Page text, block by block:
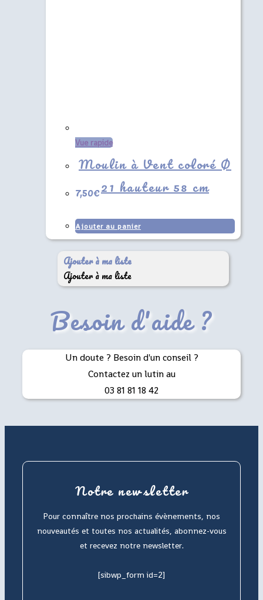
Vue rapide
Moulin à Vent coloré Ø
21 hauteur 58 cm
7,50€
Ajouter au panier
Ajouter à ma liste
Ajouter à ma liste
Besoin d'aide ?
Un doute ? Besoin d'un conseil ?
Contactez un lutin au
03 81 81 18 42
Notre newsletter
Pour connaître nos prochains évènements, nos
nouveautés et toutes nos actualités, abonnez-vous
et recevez notre newsletter.
[sibwp_form id=2]